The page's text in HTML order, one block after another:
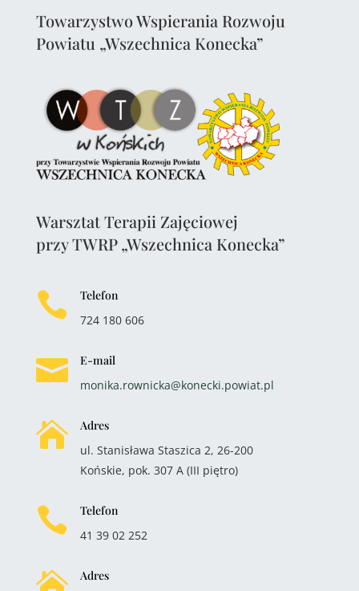
Towarzystwo Wspierania Rozwoju
Powiatu „Wszechnica Konecka”
Warsztat Terapii Zajęciowej
przy TWRP „Wszechnica Konecka”

Telefon
724 180 606

E-mail
monika.rownicka@konecki.powiat.pl

Adres
ul. Stanisława Staszica 2, 26-200
Końskie, pok. 307 A (III piętro)

Telefon
41 39 02 252
Adres